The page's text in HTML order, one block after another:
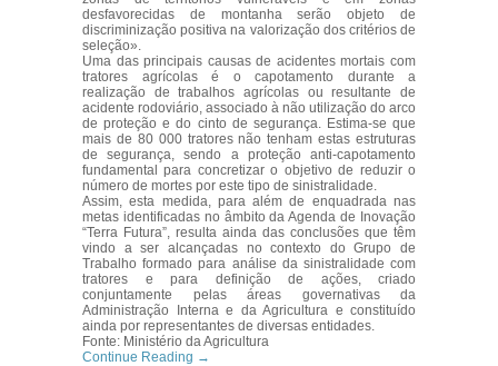
desfavorecidas de montanha serão objeto de
discriminização positiva na valorização dos critérios de
seleção».
Uma das principais causas de acidentes mortais com
tratores agrícolas é o capotamento durante a
realização de trabalhos agrícolas ou resultante de
acidente rodoviário, associado à não utilização do arco
de proteção e do cinto de segurança. Estima-se que
mais de 80 000 tratores não tenham estas estruturas
de segurança, sendo a proteção anti-capotamento
fundamental para concretizar o objetivo de reduzir o
número de mortes por este tipo de sinistralidade.
Assim, esta medida, para além de enquadrada nas
metas identificadas no âmbito da Agenda de Inovação
“Terra Futura”, resulta ainda das conclusões que têm
vindo a ser alcançadas no contexto do Grupo de
Trabalho formado para análise da sinistralidade com
tratores e para definição de ações, criado
conjuntamente pelas áreas governativas da
Administração Interna e da Agricultura e constituído
ainda por representantes de diversas entidades.
Fonte: Ministério da Agricultura
Continue Reading →